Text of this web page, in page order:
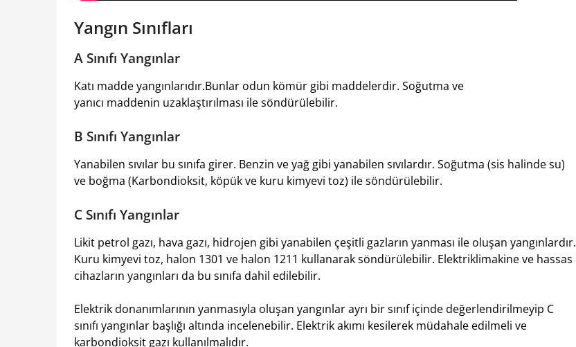
Yangın Sınıfları
A Sınıfı Yangınlar
Katı madde yangınlarıdır.Bunlar odun kömür gibi maddelerdir. Soğutma ve
yanıcı maddenin uzaklaştırılması ile söndürülebilir.
B Sınıfı Yangınlar
Yanabilen sıvılar bu sınıfa girer. Benzin ve yağ gibi yanabilen sıvılardır. Soğutma (sis halinde su)
ve boğma (Karbondioksit, köpük ve kuru kimyevi toz) ile söndürülebilir.
C Sınıfı Yangınlar
Likit petrol gazı, hava gazı, hidrojen gibi yanabilen çeşitli gazların yanması ile oluşan yangınlardır.
Kuru kimyevi toz, halon 1301 ve halon 1211 kullanarak söndürülebilir. Elektriklimakine ve hassas
cihazların yangınları da bu sınıfa dahil edilebilir.
Elektrik donanımlarının yanmasıyla oluşan yangınlar ayrı bir sınıf içinde değerlendirilmeyip C
sınıfı yangınlar başlığı altında incelenebilir. Elektrik akımı kesilerek müdahale edilmeli ve
karbondioksit gazı kullanılmalıdır.